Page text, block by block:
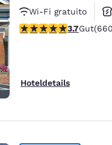
Wi-Fi gratuito
3.66-Sterne-3.7Gut
Hoteldetails